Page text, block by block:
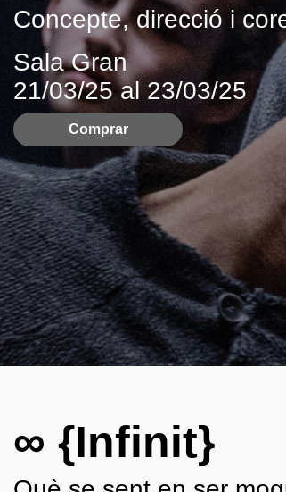
Concepte, direcció i
Sala Gran
21/03/25 al 23/03/25
Comprar
∞ {Infinit}